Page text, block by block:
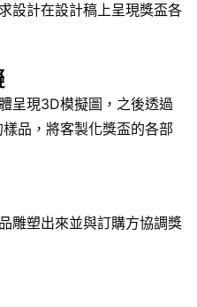
設計在設計稿上呈現獎盃各
呈現3D模擬圖，之後透過
品，將客製化獎盃的各部
雕塑出來並與訂購方協調獎